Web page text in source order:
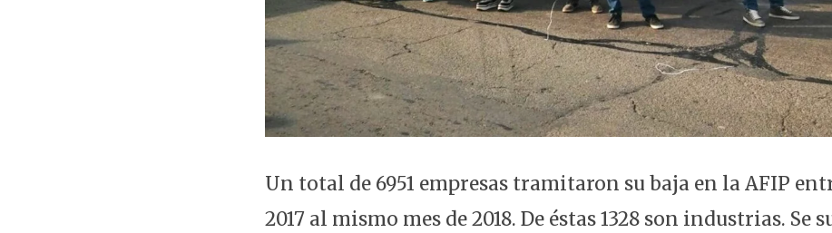
Un total de 6951 empresas tramitaron su baja en la AFIP
2017 al mismo mes de 2018. De éstas 1328 son industrias. Se